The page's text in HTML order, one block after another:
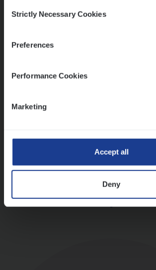
Selection
Strictly Necessary Cookies
Preferences
Performance Cookies
Marketing
Accept all
Deny
Vorige
Mathias houdt van diepgaande dossiers
Thalia zoekt graag oplossingen, in
Ons sollicitatieproces